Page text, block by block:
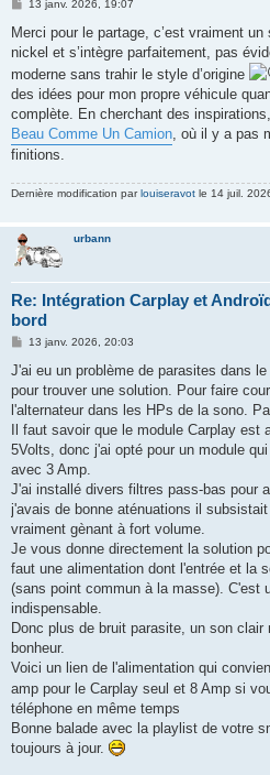
M
s
a
e
13 janv. 2026, 19:07
Merci pour le partage, c’est vraiment
nickel et s’intègre parfaitement, pas
moderne sans trahir le style d’origine
des idées pour mon propre véhicule
complète. En cherchant des
Beau Comme Un Camion, où il y a pas
finitions.
Dernière modification parlouiseravot le 14 juil.
urbann
Re: Intégration Carplay et
bord
M
s
a
g
13 janv. 2026, 20:03
J'ai eu un problème de parasites dans
pour trouver une solution. Pour faire
l'alternateur dans les HPs de la sono.
Il faut savoir que le module Carplay est
5Volts, donc j'ai opté pour un module
avec 3 Amp.
J'ai installé divers filtres pass-bas pour
j'avais de bonne aténuations il
vraiment gènant à fort volume.
Je vous donne directement la solution
faut une alimentation dont l'entrée et la
(sans point commun à la masse). C'est
indispensable.
Donc plus de bruit parasite, un son
bonheur.
Voici un lien de l'alimentation qui
amp pour le Carplay seul et 8 Amp si
téléphone en même temps
Bonne balade avec la playlist de votre
toujours à jour.